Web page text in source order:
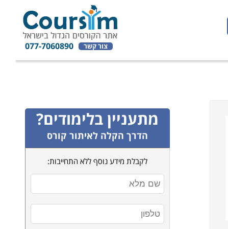
צור קשר 077-7060890
מתעניין בלימודים?
הדרך הקלה לאיתור קורס
לקבלת מידע נוסף ללא התחייבות: